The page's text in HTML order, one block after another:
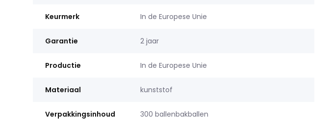
Keurmerk In de Europese Unie
Garantie 2 jaar
Productie In de Europese Unie
Materiaal kunststof
Verpakkingsinhoud 300 ballenbakballen